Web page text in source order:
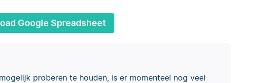
Google Spreadsheet
proberen te houden, is er momenteel nog veel